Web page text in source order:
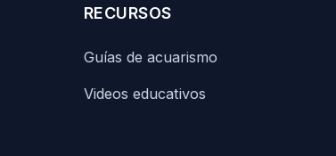
RECURSOS
Guías de acuarismo
Videos educativos